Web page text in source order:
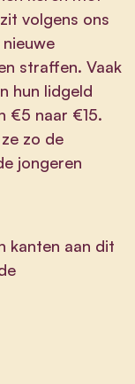
volgens ons
straffen. Vaak
hun lidgeld
€5 naar €15.
zo de
jongeren
kanten aan dit